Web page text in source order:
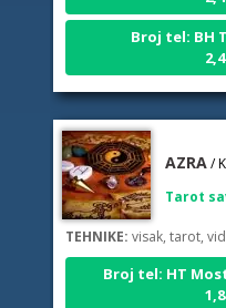
Broj tel: BH
TEHNIKE:visak, tarot,
Broj tel: HT